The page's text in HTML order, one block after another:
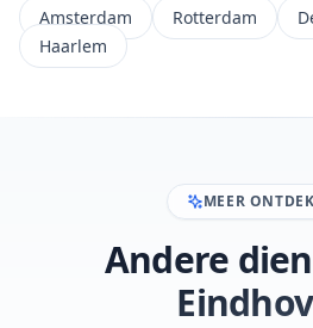
Amsterdam Rotterdam
Haarlem
MEER
Andere